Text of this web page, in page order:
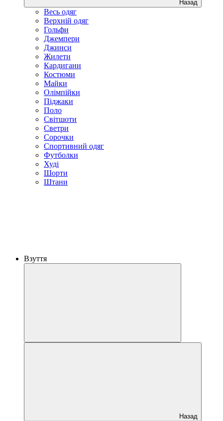
Назад
Весь одяг
Верхній одяг
Гольфи
Джемпери
Джинси
Жилети
Кардигани
Костюми
Майки
Олімпійки
Піджаки
Поло
Світшоти
Светри
Сорочки
Спортивний одяг
Футболки
Худі
Шорти
Штани
Взуття
Назад